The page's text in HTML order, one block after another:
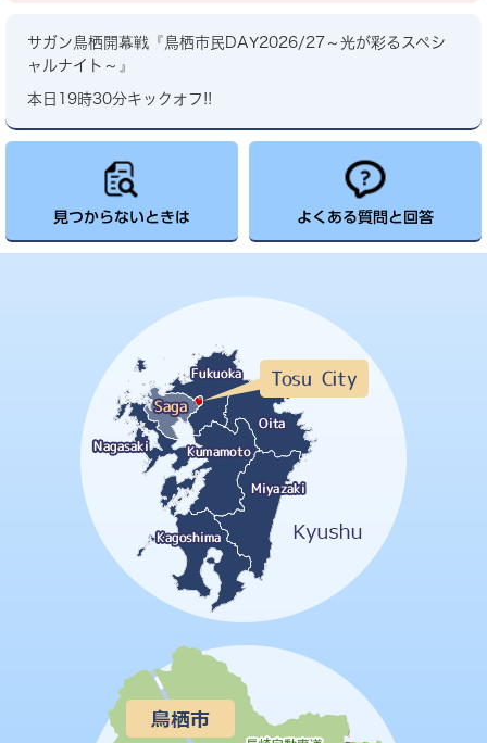
サガン鳥栖開幕戦『鳥栖市民DAY2026/27～光が彩るスペシ
ャルナイト～』
本日19時30分キックオフ!!
見つからないときは よくある質問と回答